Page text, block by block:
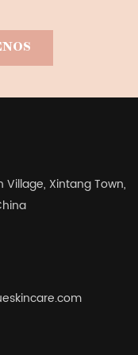
Village, Xintang Town,